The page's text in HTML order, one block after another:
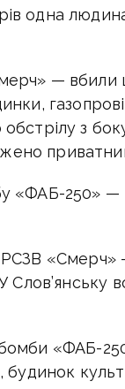
одна
— вбили
з
«ФАБ-250» —
РСЗВ
«ФАБ-